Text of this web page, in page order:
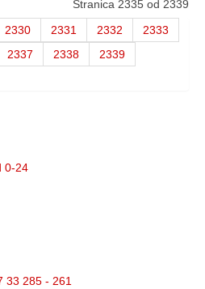
Stranica 2335 od 2339
2330 2331 2332
2333
2337 2338
2339
0-24
33 285 - 261